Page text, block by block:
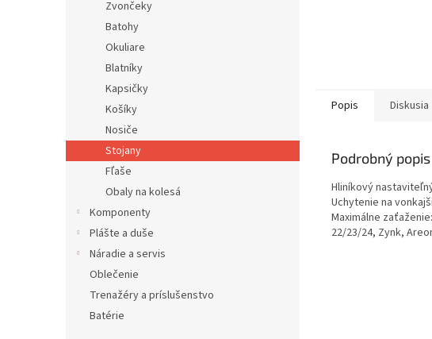
Zvončeky
Batohy
Okuliare
Blatníky
Kapsičky
Košíky
Nosiče
Stojany
Fľaše
Obaly na kolesá
Komponenty
Plášte a duše
Náradie a servis
Oblečenie
Trenažéry a príslušenstvo
Batérie
Popis Diskusia
Podrobný popis
Hliníkový
Uchytenie na
Maximálne
22/23/24, Zynk,